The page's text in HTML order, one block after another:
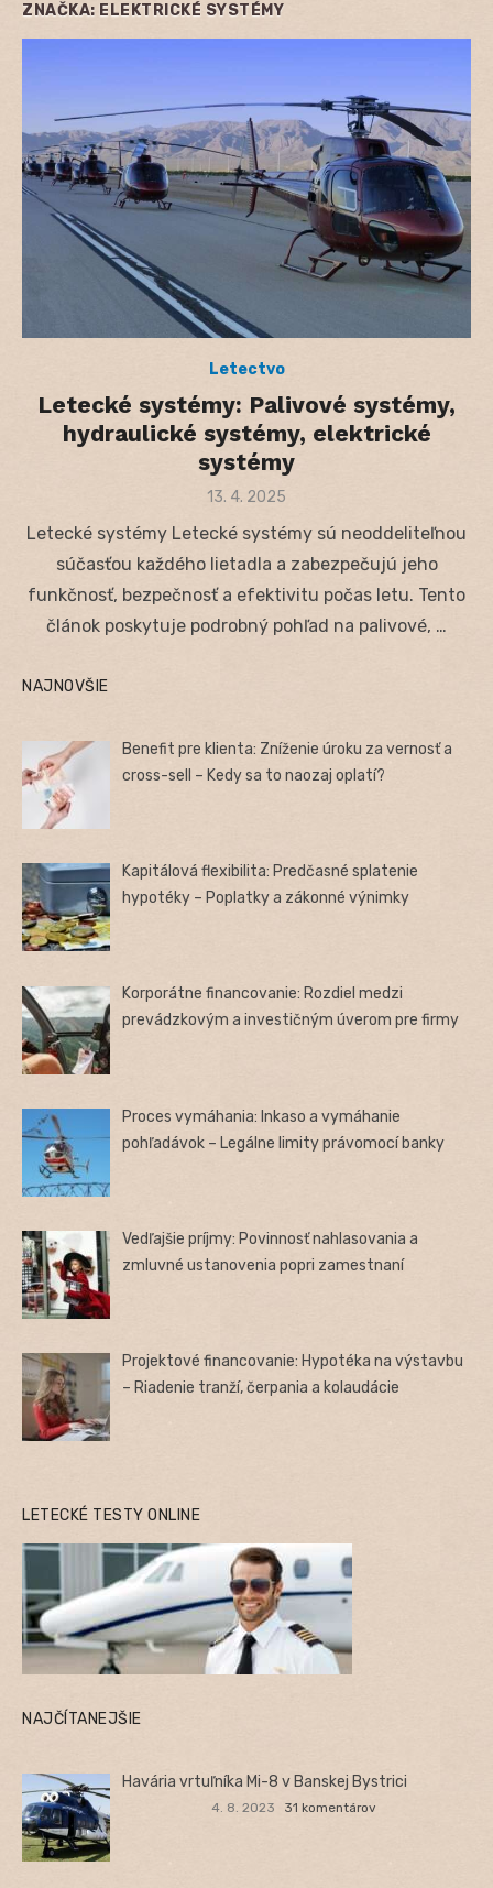
ZNAČKA: ELEKTRICKÉ SYSTÉMY
Letectvo
Letecké systémy: Palivové systémy,
hydraulické systémy, elektrické
systémy
Posted
13. 4. 2025
Letecké systémy Letecké systémy sú neoddeliteľnou
súčasťou každého lietadla a zabezpečujú jeho
funkčnosť, bezpečnosť a efektivitu počas letu. Tento
článok poskytuje podrobný pohľad na palivové, …
NAJNOVŠIE
Benefit pre klienta: Zníženie úroku za vernosť a
cross-sell – Kedy sa to naozaj oplatí?
Kapitálová flexibilita: Predčasné splatenie
hypotéky – Poplatky a zákonné výnimky
Korporátne financovanie: Rozdiel medzi
prevádzkovým a investičným úverom pre firmy
Proces vymáhania: Inkaso a vymáhanie
pohľadávok – Legálne limity právomocí banky
Vedľajšie príjmy: Povinnosť nahlasovania a
zmluvné ustanovenia popri zamestnaní
Projektové financovanie: Hypotéka na výstavbu
– Riadenie tranží, čerpania a kolaudácie
LETECKÉ TESTY ONLINE
NAJČÍTANEJŠIE
Havária vrtuľníka Mi-8 v Banskej Bystrici
4. 8. 2023 31 komentárov